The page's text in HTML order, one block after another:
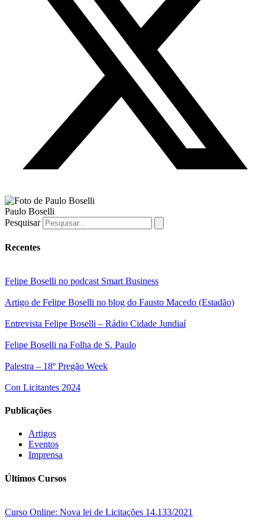
Paulo Boselli
Pesquisar
Recentes
Felipe Boselli no podcast Smart Business
Artigo de Felipe Boselli no blog do Fausto Macedo (Estadão)
Entrevista Felipe Boselli – Rádio Cidade Jundiaí
Felipe Boselli na Folha de S. Paulo
Palestra – 18º Pregão Week
Con Licitantes 2024
Publicações
Artigos
Eventos
Imprensa
Últimos Cursos
Curso Online: Nova lei de Licitações 14.133/2021